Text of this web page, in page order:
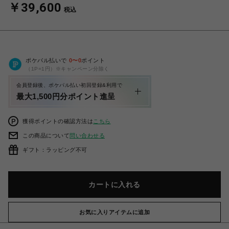
￥39,600 税込
ポケパル払いで 0〜0ポイント
（1P=1円）※キャンペーン分除く
会員登録後、ポケパル払い初回登録&利用で
最大1,500円分ポイント進呈
獲得ポイントの確認方法は こちら
この商品について問い合わせる
ギフト：ラッピング不可
カートに入れる
お気に入りアイテムに追加